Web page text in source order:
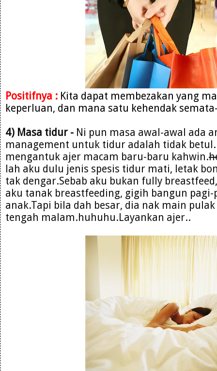
Positifnya : Kita dapat membezakan yang
keperluan, dan mana satu kehendak
4) Masa tidur - Ni pun masa awal-awal ada
management untuk tidur adalah tidak
mengantuk ajer macam baru-baru kahwin.
lah aku dulu jenis spesis tidur mati, letak
tak dengar.Sebab aku bukan fully
aku tanak breastfeeding, gigih bangun
anak.Tapi bila dah besar, dia nak main
tengah malam.huhuhu.Layankan ajer..